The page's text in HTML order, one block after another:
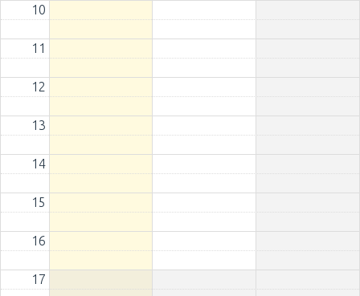
10
11
12
13
14
15
16
17